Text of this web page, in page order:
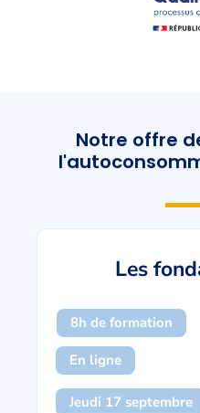
Notre offre
Les
8h de formation
En ligne
Jeudi 17 septembre